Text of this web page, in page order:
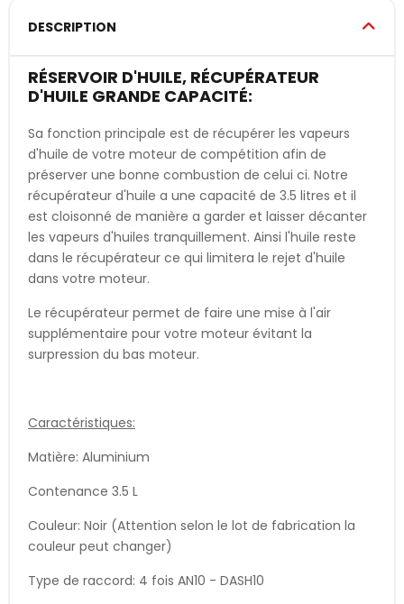
DESCRIPTION
RÉSERVOIR D'HUILE, RÉCUPÉRATEUR
D'HUILE GRANDE CAPACITÉ:
Sa fonction principale est de récupérer les vapeurs
d'huile de votre moteur de compétition afin de
préserver une bonne combustion de celui ci. Notre
récupérateur d'huile a une capacité de 3.5 litres et il
est cloisonné de manière a garder et laisser décanter
les vapeurs d'huiles tranquillement. Ainsi l'huile reste
dans le récupérateur ce qui limitera le rejet d'huile
dans votre moteur.
Le récupérateur permet de faire une mise à l'air
supplémentaire pour votre moteur évitant la
surpression du bas moteur.
Caractéristiques:
Matière: Aluminium
Contenance 3.5 L
Couleur: Noir (Attention selon le lot de fabrication la
couleur peut changer)
Type de raccord: 4 fois AN10 - DASH10